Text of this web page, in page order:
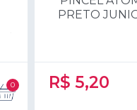
PRETO
R$ 5,20